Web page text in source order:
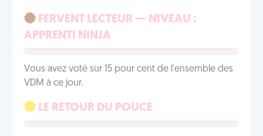
FERVENT LECTEUR — NIVEAU :
APPRENTI NINJA
Vous avez voté sur 15 pour cent de l'ensemble des
VDM à ce jour.
LE RETOUR DU POUCE